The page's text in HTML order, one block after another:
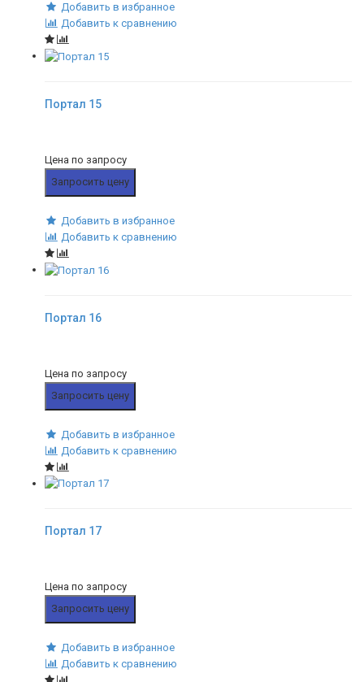
Добавить в избранное
Добавить к сравнению
Портал 15
Цена по запросу
Запросить цену
Добавить в избранное
Добавить к сравнению
Портал 16
Цена по запросу
Запросить цену
Добавить в избранное
Добавить к сравнению
Портал 17
Цена по запросу
Запросить цену
Добавить в избранное
Добавить к сравнению